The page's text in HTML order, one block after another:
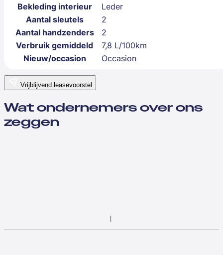
Bekleding interieur
Leder
Aantal sleutels
2
Aantal handzenders
2
Verbruik gemiddeld
7,8 L/100km
Nieuw/occasion
Occasion
Vrijblijvend leasevoorstel
Wat ondernemers over ons
zeggen